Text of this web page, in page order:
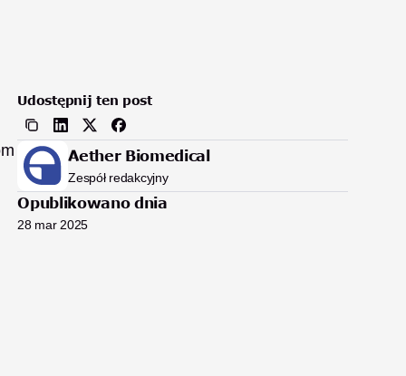
Udostępnij ten post
Aether Biomedical
Zespół redakcyjny
Opublikowano dnia
28 mar 2025